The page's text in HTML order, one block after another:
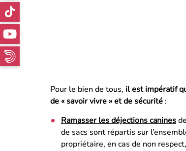
Pour le bien de tous, il est impératif
de « savoir vivre » et de sécurité :
Ramasser les déjections canines
de sacs sont répartis sur
propriétaire, en cas de non